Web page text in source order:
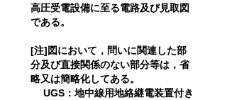
高圧受電設備に至る電路及び見取図
である。
[注]図において，問いに関連した部
分及び直接関係のない部分等は，省
略又は簡略化してある。
UGS：地中線用地絡継電装置付き